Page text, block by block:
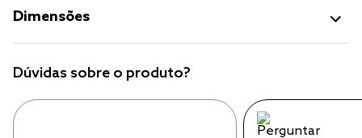
Dimensões
Dúvidas sobre o produto?